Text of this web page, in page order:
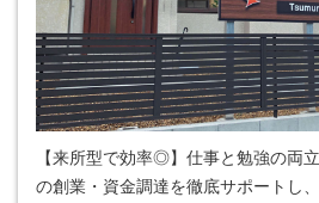
【来所型で効率◎】仕事と勉強の両
の創業・資金調達を徹底サポートし